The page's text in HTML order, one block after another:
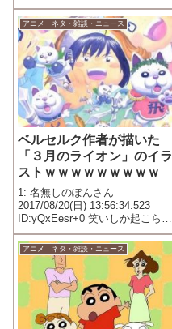
アニメ：ネタ・雑談・ニュース
ベルセルク作者が描いた
「３月のライオン」のイラ
ストｗｗｗｗｗｗｗｗｗ
1: 名無しのぽんさん
2017/08/20(日) 13:56:34.523
ID:yQxEesr+0 笑いしか起こらな
い
アニメ：ネタ・雑談・ニュース